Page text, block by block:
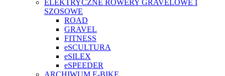
ELEKTRYCZNE ROWERY GRAVELOWE I
SZOSOWE
ROAD
GRAVEL
FITNESS
eSCULTURA
eSILEX
eSPEEDER
ARCHIWUM E-BIKE